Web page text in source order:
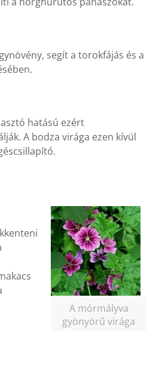
segít a torokfájás és a
hatású ezért
A bodza virága ezen kívül
A mórmályva
gyönyörű virága